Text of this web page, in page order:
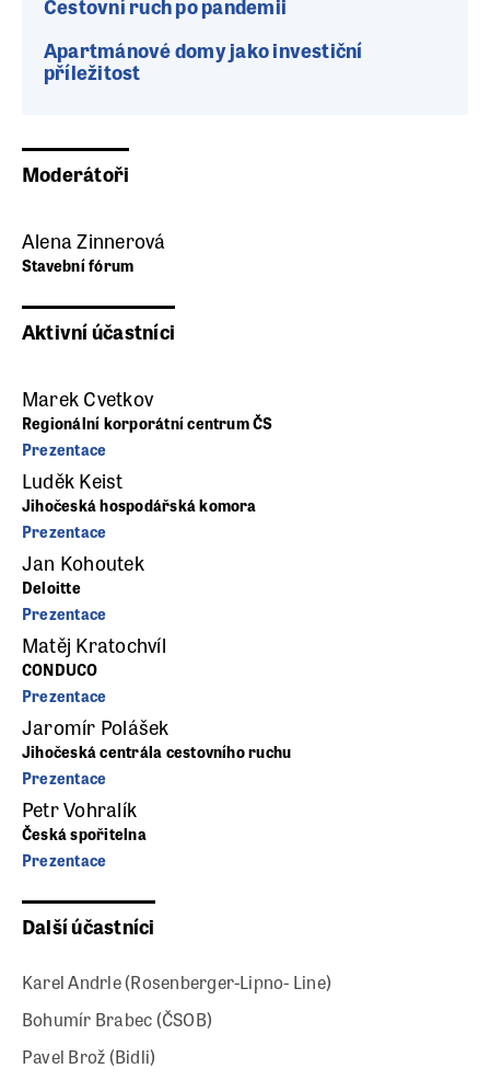
Apartmánové domy jako investiční
příležitost
Moderátoři
Alena Zinnerová
Stavební fórum
Aktivní účastníci
Marek Cvetkov
Regionální korporátní centrum ČS
Prezentace
Luděk Keist
Jihočeská hospodářská komora
Prezentace
Jan Kohoutek
Deloitte
Prezentace
Matěj Kratochvíl
CONDUCO
Prezentace
Jaromír Polášek
Jihočeská centrála cestovního ruchu
Prezentace
Petr Vohralík
Česká spořitelna
Prezentace
Další účastníci
Karel Andrle (Rosenberger-Lipno- Line)
Bohumír Brabec (ČSOB)
Pavel Brož (Bidli)